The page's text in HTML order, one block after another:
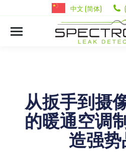
中文 (简体)
从扳手到摄
的暖通空调
造强势